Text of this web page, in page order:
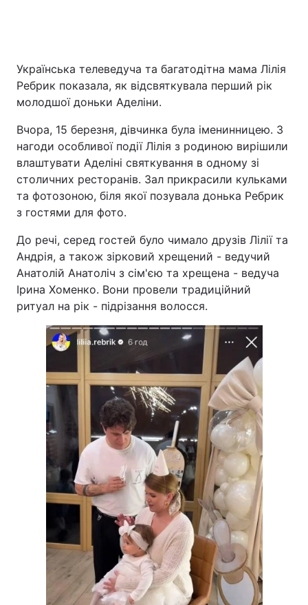
Українська телеведуча та багатодітна мама Лілія
Ребрик показала, як відсвяткувала перший рік
молодшої доньки Аделіни.
Вчора, 15 березня, дівчинка була іменинницею. З
нагоди особливої події Лілія з родиною вирішили
влаштувати Аделіні святкування в одному зі
столичних ресторанів. Зал прикрасили кульками
та фотозоною, біля якої позувала донька Ребрик
з гостями для фото.
До речі, серед гостей було чимало друзів Лілії та
Андрія, а також зірковий хрещений - ведучий
Анатолій Анатоліч з сім'єю та хрещена - ведуча
Ірина Хоменко. Вони провели традиційний
ритуал на рік - підрізання волосся.